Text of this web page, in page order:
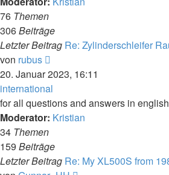
76 Themen
306Beiträge
Letzter Beitrag Re: Zylinderschleifer
von rubus
Beitrag
20. Januar 2023, 16:11
international
for all questions and answers in english
Moderator: Kristian
34 Themen
159 Beiträge
Letzter Beitrag Re: My XL500S from